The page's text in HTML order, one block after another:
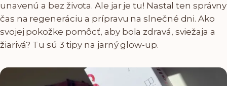
unavenú a bez života. Ale jar je tu! Nastal ten správny
čas na regeneráciu a prípravu na slnečné dni. Ako
svojej pokožke pomôcť, aby bola zdravá, sviežaja a
žiarivá? Tu sú 3 tipy na jarný glow-up.